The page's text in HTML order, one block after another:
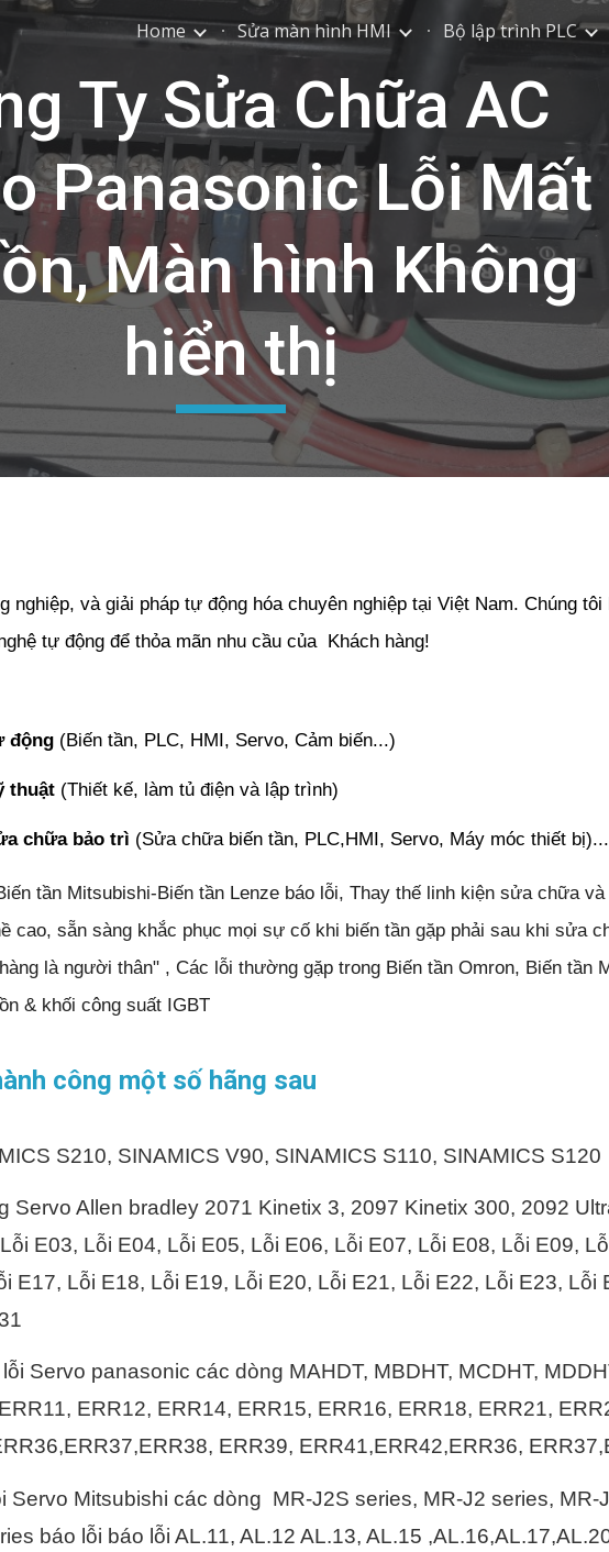
main content Skip to navigation
Home Sửa màn hình HMI Bộ lập trình PLC
Ty Sửa Chữa AC
Panasonic Lỗi Mất
Màn hình Không
hiển thị
nghiệp, và giải pháp tự động hóa chuyên nghiệp tại Việt Nam. Chúng
tự động để thỏa mãn nhu cầu của Khách hàng!
động(Biến tần, PLC, HMI, Servo, Cảm biến...)
thuật(Thiết kế, làm tủ điện và lập trình)
chữa bảo trì (Sửa chữa biến tần, PLC,HMI, Servo, Máy móc thiết
tần Mitsubishi-Biến tần Lenze báo lỗi, Thay thế linh kiện sửa chữa
cao, sẵn sàng khắc phục mọi sự cố khi biến tần gặp phải sau khi sửa
là người thân" , Các lỗi thường gặp trong Biến tần Omron, Biến tần
& khối công suất IGBT
công một số hãng sau
S210, SINAMICS V90, SINAMICS S110, SINAMICS S120
Servo Allen bradley 2071 Kinetix 3, 2097 Kinetix 300, 2092
E03, Lỗi E04, Lỗi E05, Lỗi E06, Lỗi E07, Lỗi E08, Lỗi E09,
E17, Lỗi E18, Lỗi E19, Lỗi E20, Lỗi E21, Lỗi E22, Lỗi E23, Lỗi
Servo panasonic các dòng MAHDT, MBDHT, MCDHT,
ERR12, ERR14, ERR15, ERR16, ERR18, ERR21,
ERR39, ERR41,ERR42,ERR36,
Mitsubishi các dòng MR-J2S series, MR-J2 series, MR-
báo lỗi báo lỗi AL.11, AL.12 AL.13, AL.15